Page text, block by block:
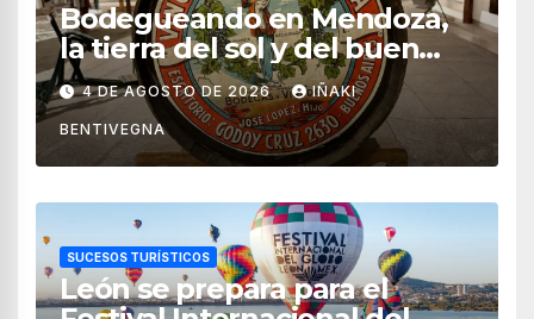
Bodegueando en Mendoza,
la tierra del sol y del buen
vino
4 DE AGOSTO DE 2026 IÑAKI
BENTIVEGNA
SUCESOS TURÍSTICOS
León se prepara para el